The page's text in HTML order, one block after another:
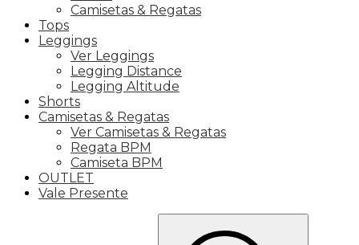
Camisetas & Regatas
Tops
Leggings
Ver Leggings
Legging Distance
Legging Altitude
Shorts
Camisetas & Regatas
Ver Camisetas & Regatas
Regata BPM
Camiseta BPM
OUTLET
Vale Presente